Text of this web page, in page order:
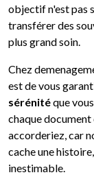
objectif n'est pas
transférer des
plus grand soin.
Chez
est de vous
sérénitéque
chaque
accorderiez, car
cache une
inestimable.